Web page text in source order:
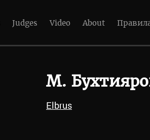
Judges Video About
М.
Elbrus